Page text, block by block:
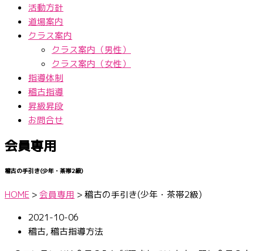
活動方針
道場案内
クラス案内
クラス案内（男性）
クラス案内（女性）
指導体制
稽古指導
昇級昇段
お問合せ
会員専用
稽古の手引き(少年・茶帯2級)
HOME >会員専用 >稽古の手引き(少年・茶帯2級)
2021-10-06
稽古,稽古指導方法